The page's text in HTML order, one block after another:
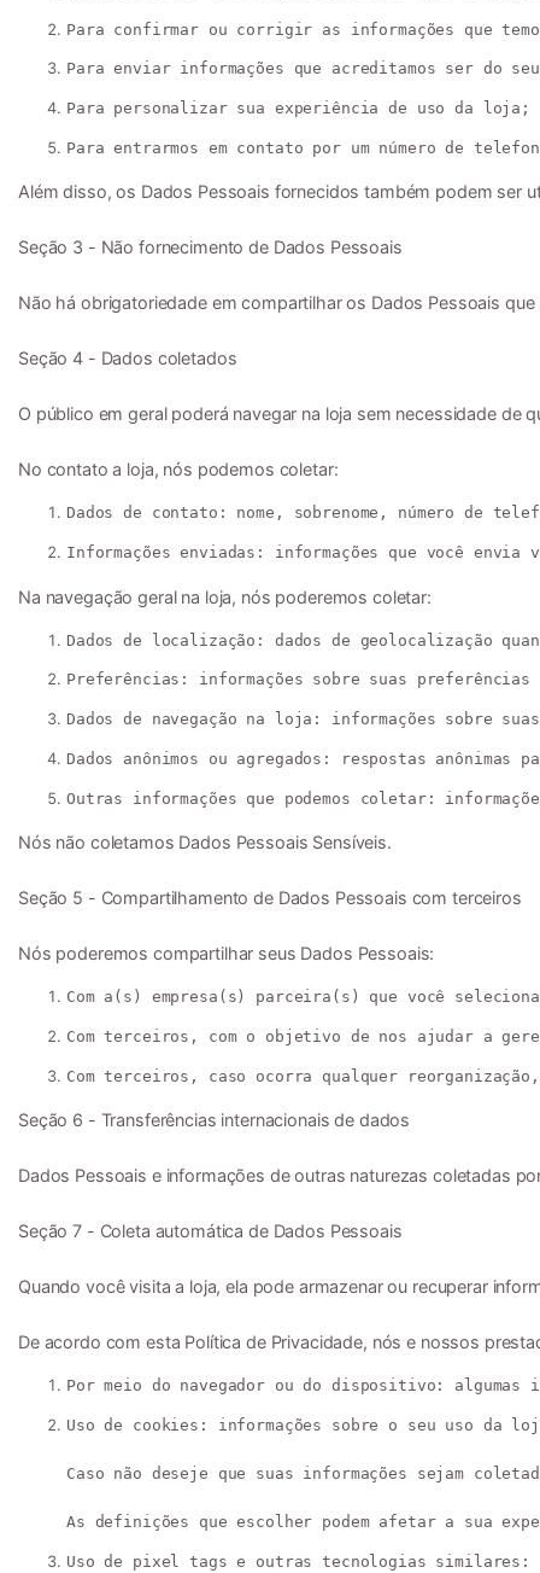
Para confirmar ou corrigir as informações que
Para enviar informações que acreditamos ser do
Para personalizar sua experiência de uso da loja;
Para entrarmos em contato por um número de
Além disso, os Dados Pessoais fornecidos também podem ser
Seção 3 - Não fornecimento de Dados Pessoais
Não há obrigatoriedade em compartilhar os Dados Pessoais
Seção 4 - Dados coletados
O público em geral poderá navegar na loja sem necessidade
No contato a loja, nós podemos coletar:
Dados de contato: nome, sobrenome, número de
Informações enviadas: informações que você
Na navegação geral na loja, nós poderemos coletar:
Dados de localização: dados de geolocalização
Preferências: informações sobre suas
Dados de navegação na loja: informações sobre
Dados anônimos ou agregados: respostas anônimas
Outras informações que podemos coletar:
Nós não coletamos Dados Pessoais Sensíveis.
Seção 5 - Compartilhamento de Dados Pessoais com terceiros
Nós poderemos compartilhar seus Dados Pessoais:
Com a(s) empresa(s) parceira(s) que você
Com terceiros, com o objetivo de nos ajudar a
Com terceiros, caso ocorra qualquer
Seção 6 - Transferências internacionais de dados
Dados Pessoais e informações de outras naturezas coletadas
Seção 7 - Coleta automática de Dados Pessoais
Quando você visita a loja, ela pode armazenar ou recuperar
De acordo com esta Política de Privacidade, nós e nossos
Por meio do navegador ou do dispositivo: algumas
Uso de cookies: informações sobre o seu uso da
Caso não deseje que suas informações sejam
As definições que escolher podem afetar a sua
Uso de pixel tags e outras tecnologias similares: